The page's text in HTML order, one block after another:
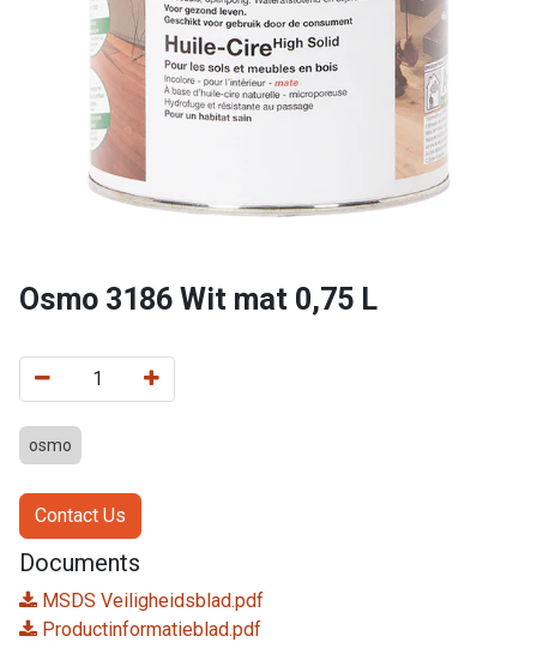
Osmo 3186 Wit mat 0,75 L
osmo
Contact Us
Documents
MSDS Veiligheidsblad.pdf
Productinformatieblad.pdf